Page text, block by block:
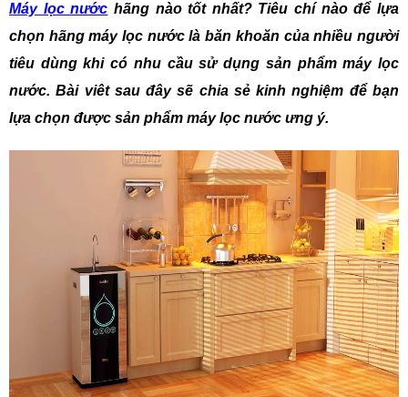
Máy lọc nước hãng nào tốt nhất? Tiêu chí nào để lựa
chọn hãng máy lọc nước là băn khoăn của nhiều người
tiêu dùng khi có nhu cầu sử dụng sản phẩm máy lọc
nước. Bài viêt sau đây sẽ chia sẻ kinh nghiệm để bạn
lựa chọn được sản phẩm máy lọc nước ưng ý.